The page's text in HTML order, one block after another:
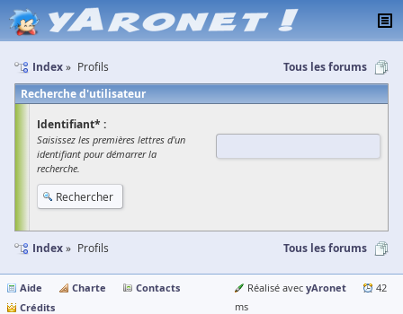
Index Profils
Tous les forums
Recherche d'utilisateur
Identifiant* :
Saisissez les premières lettres d'un
identifiant pour démarrer la
recherche.
Index Profils Tous les forums
Aide Charte
Contacts
Crédits
Réalisé avec yAronet
42
ms